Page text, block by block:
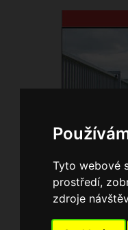
Tyto webové
prostředí,
zdroje
Domů